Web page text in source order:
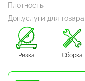
Плотность
Доп.услуги для товара
Резка Сборка